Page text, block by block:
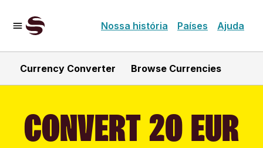
Nossa história Países Ajuda
Currency Converter Browse Currencies
CONVERT 20 EUR